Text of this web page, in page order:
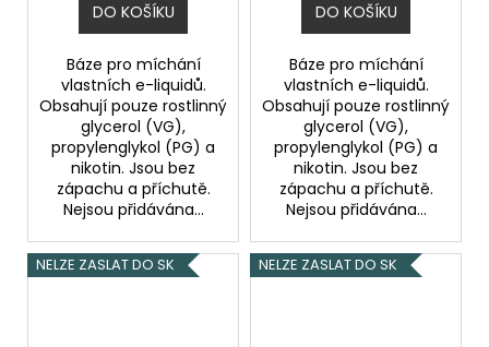
DO KOŠÍKU
Báze pro míchání
vlastních e-liquidů.
Obsahují pouze rostlinný
glycerol (VG),
propylenglykol (PG) a
nikotin. Jsou bez
zápachu a příchutě.
Nejsou přidávána...
DO KOŠÍKU
Báze pro míchání
vlastních e-liquidů.
Obsahují pouze rostlinný
glycerol (VG),
propylenglykol (PG) a
nikotin. Jsou bez
zápachu a příchutě.
Nejsou přidávána...
NELZE ZASLAT DO SK NELZE ZASLAT DO SK